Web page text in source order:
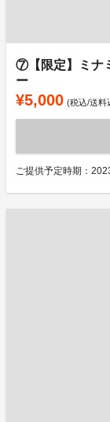
⑦【限定】ミナ
ー
¥5,000 (税込/送料
ご提供予定時期：